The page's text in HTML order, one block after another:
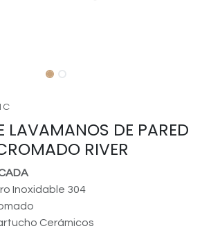
LAVAMANOS DE PARED
RIVER
Inoxidable 304
Cerámicos